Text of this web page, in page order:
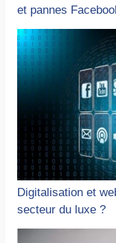
et pannes
Digitalisation et
secteur du luxe ?